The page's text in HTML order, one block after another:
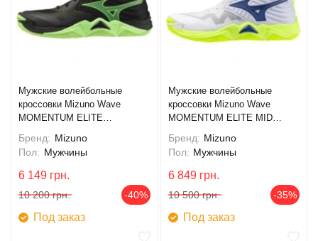
Мужские волейбольные
кроссовки Mizuno Wave
MOMENTUM ELITE
Бренд: Mizuno
Пол: Мужчины
6 149 грн.
10 200 грн. -40%
Под заказ
Мужские волейбольные
кроссовки Mizuno Wave
MOMENTUM ELITE MID
Бренд: Mizuno
Пол: Мужчины
6 849 грн.
10 500 грн. -35%
Под заказ